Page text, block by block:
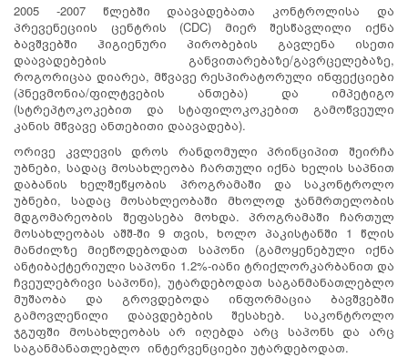
2005 -2007 წლებში დაავადებათა კონტროლისა და
პრევენეციის ცენტრის (CDC) მიერ შესწავლილი იქნა
ბავშვებში ჰიგიენური პირობების გავლენა ისეთი
დაავადებების განვითარებაზე/გავრცელებაზე,
როგორიცაა დიარეა, მწვავე რესპირატორული ინფექციები
(პნევმონია/ფილტვების ანთება) და იმპეტიგო
(სტრეპტოკოკებით და სტაფილოკოკებით გამოწვეული
კანის მწვავე ანთებითი დაავადება).
ორივე კვლევის დროს რანდომული პრინციპით შეირჩა
უბნები, სადაც მოსახლეობა ჩართული იქნა ხელის საპნით
დაბანის ხელშეწყობის პროგრამაში და საკონტროლო
უბნები, სადაც მოსახლეობაში მხოლოდ ჯანმრთელობის
მდგომარეობის შეფასება მოხდა. პროგრამაში ჩართულ
მოსახლეობას აშშ-ში 9 თვის, ხოლო პაკისტანში 1 წლის
მანძილზე მიეწოდებოდათ საპონი (გამოყენებული იქნა
ანტიბაქტერიული საპონი 1.2%-იანი ტრიქლორკარბანით და
ჩვეულებრივი საპონი), უტარდებოდათ საგანმანათლებლო
მუშაობა და გროვდებოდა ინფორმაცია ბავშვებში
გამოვლენილი დაავდებების შესახებ. საკონტროლო
ჯგუფში მოსახლეობას არ იღებდა არც საპონს და არც
საგანმანათლებლო ინტერვენციები უტარდებოდათ.